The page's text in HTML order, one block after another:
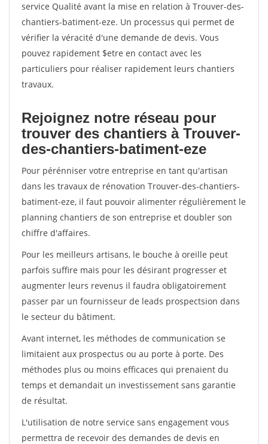
service Qualité avant la mise en relation à Trouver-des-
chantiers-batiment-eze. Un processus qui permet de
vérifier la véracité d'une demande de devis. Vous
pouvez rapidement $etre en contact avec les
particuliers pour réaliser rapidement leurs chantiers
travaux.
Rejoignez notre réseau pour
trouver des chantiers à Trouver-
des-chantiers-batiment-eze
Pour pérénniser votre entreprise en tant qu'artisan
dans les travaux de rénovation Trouver-des-chantiers-
batiment-eze, il faut pouvoir alimenter régulièrement le
planning chantiers de son entreprise et doubler son
chiffre d'affaires.
Pour les meilleurs artisans, le bouche à oreille peut
parfois suffire mais pour les désirant progresser et
augmenter leurs revenus il faudra obligatoirement
passer par un fournisseur de leads prospectsion dans
le secteur du bâtiment.
Avant internet, les méthodes de communication se
limitaient aux prospectus ou au porte à porte. Des
méthodes plus ou moins efficaces qui prenaient du
temps et demandait un investissement sans garantie
de résultat.
L'utilisation de notre service sans engagement vous
permettra de recevoir des demandes de devis en